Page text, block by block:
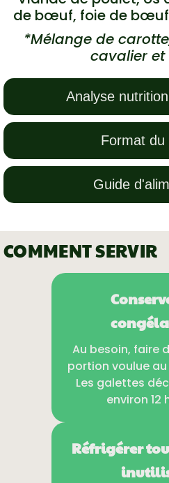
Analyse
Format du
Guide
de bœuf, foie de
*Mélange de
cavalier et
COMMENT SERVIR
Au besoin, faire
portion voulue
Les galettes
environ 12
Réfrigérer